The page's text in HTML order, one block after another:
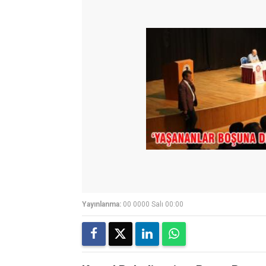
Yayınlanma: 00 0000 Salı 00:00